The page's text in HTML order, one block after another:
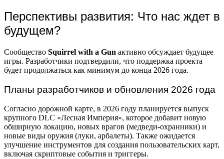
Перспективы развития: Что нас ждет в
будущем?
Сообщество Squirrel with a Gun активно обсуждает будущее
игры. Разработчики подтвердили, что поддержка проекта
будет продолжаться как минимум до конца 2026 года.
Планы разработчиков и обновления 2026 года
Согласно дорожной карте, в 2026 году планируется выпуск
крупного DLC «Лесная Империя», которое добавит новую
обширную локацию, новых врагов (медведи-охранники) и
новые виды оружия (луки, арбалеты). Также ожидается
улучшение инструментов для создания пользовательских карт,
включая скриптовые события и триггеры.